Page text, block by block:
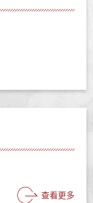
查看更多